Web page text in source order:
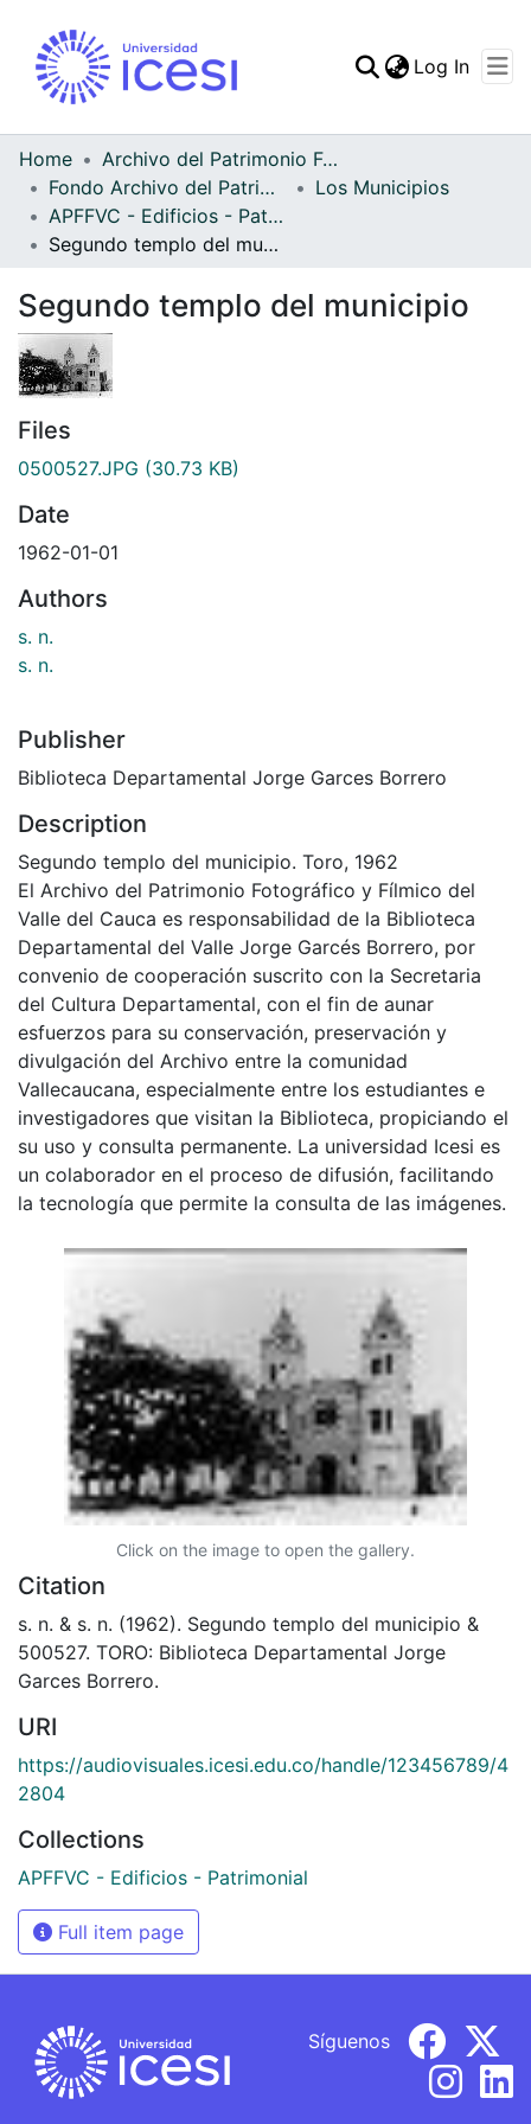
Statistics
Log In
Home
Archivo del Patrimonio Fotográfico y Fílmico del Valle del Cauca
Fondo Archivo del Patrimonio Fotográfico y Fílmico del Valle del Cauca
Los Municipios
APFFVC - Edificios - Patrimonial
Segundo templo del municipio
Segundo templo del municipio
Files
0500527.JPG (30.73 KB)
Date
1962-01-01
Authors
s. n.
s. n.
Publisher
Biblioteca Departamental Jorge Garces Borrero
Description
Segundo templo del municipio. Toro, 1962
El Archivo del Patrimonio Fotográfico y Fílmico del
Valle del Cauca es responsabilidad de la Biblioteca
Departamental del Valle Jorge Garcés Borrero, por
convenio de cooperación suscrito con la Secretaria
del Cultura Departamental, con el fin de aunar
esfuerzos para su conservación, preservación y
divulgación del Archivo entre la comunidad
Vallecaucana, especialmente entre los estudiantes e
investigadores que visitan la Biblioteca, propiciando el
su uso y consulta permanente. La universidad Icesi es
un colaborador en el proceso de difusión, facilitando
la tecnología que permite la consulta de las imágenes.
Click on the image to open the gallery.
Citation
s. n. & s. n. (1962). Segundo templo del municipio &
500527. TORO: Biblioteca Departamental Jorge
Garces Borrero.
URI
https://audiovisuales.icesi.edu.co/handle/123456789/4
2804
Collections
APFFVC - Edificios - Patrimonial
Full item page
Síguenos